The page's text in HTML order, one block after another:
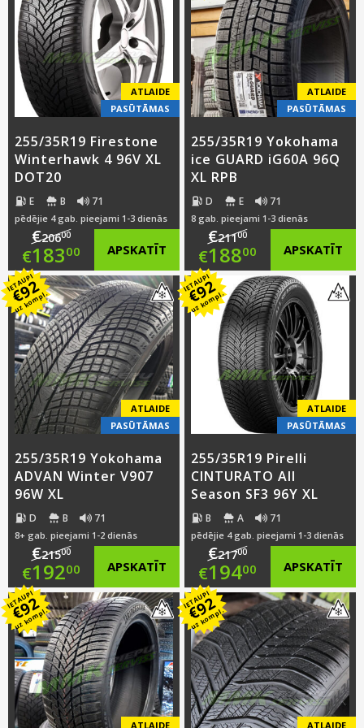
€197.00.
is:
€174.00.
€197.00.
is:
€174.00.
ATLAIDE
PASŪTĀMAS
255/35R19 Firestone
Winterhawk 4 96V XL
DOT20
E B 71
pēdējie 4 gab. pieejami 1-3 dienās
€20600
Original
price
was:
€206.00.
€18300
Current
price
is:
€183.00.
APSKATĪT
ATLAIDE
PASŪTĀMAS
255/35R19 Yokohama
ice GUARD iG60A 96Q
XL RPB
D E 71
8 gab. pieejami 1-3 dienās
€21100
Original
price
was:
€211.00.
€18800
Current
price
is:
€188.00.
APSKATĪT
IETAUPI
€92
uz kompl.
ATLAIDE
PASŪTĀMAS
255/35R19 Yokohama
ADVAN Winter V907
96W XL
D B 71
8+ gab. pieejami 1-2 dienās
€21500
Original
price
was:
€215.00.
€19200
Current
price
is:
€192.00.
APSKATĪT
IETAUPI
€92
uz kompl.
ATLAIDE
PASŪTĀMAS
255/35R19 Pirelli
CINTURATO All
Season SF3 96Y XL
B A 71
pēdējie 4 gab. pieejami 1-3 dienās
€21700
Original
price
was:
€217.00.
€19400
Current
price
is:
€194.00.
APSKATĪT
IETAUPI
€92
uz kompl.
ATLAIDE
IETAUPI
€92
uz kompl.
ATLAIDE